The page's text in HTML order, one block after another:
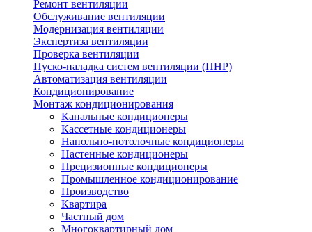
Ремонт вентиляции
Обслуживание вентиляции
Модернизация вентиляции
Экспертиза вентиляции
Проверка вентиляции
Пуско-наладка систем вентиляции (ПНР)
Автоматизация вентиляции
Кондиционирование
Монтаж кондиционирования
Канальные кондиционеры
Кассетные кондиционеры
Напольно-потолочные кондиционеры
Настенные кондиционеры
Прецизионные кондиционеры
Промышленное кондиционирование
Производство
Квартира
Частный дом
Многоквартирный дом